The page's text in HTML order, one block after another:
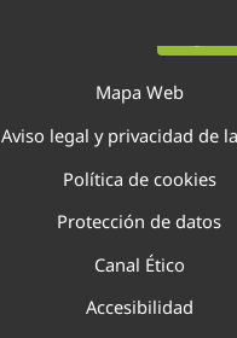
Mapa Web
Aviso legal y privacidad de
Política de cookies
Protección de datos
Canal Ético
Accesibilidad